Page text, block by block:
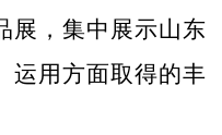
展，集中展示山东
运用方面取得的丰